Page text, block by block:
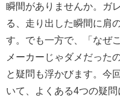
瞬間がありませんか。ガ
る、走り出した瞬間に
す。でも一方で、「なぜ
メーカーじゃダメだった
と疑問も浮かびます。今
いて、よくある4つの疑